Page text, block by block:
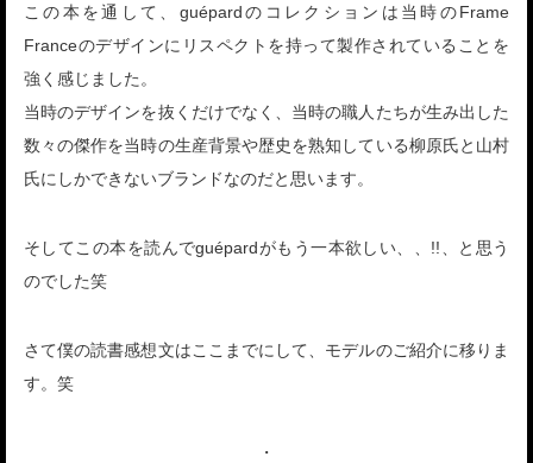
この本を通して、guépardのコレクションは当時のFrame
Franceのデザインにリスペクトを持って製作されていることを
強く感じました。
当時のデザインを抜くだけでなく、当時の職人たちが生み出した
数々の傑作を当時の生産背景や歴史を熟知している柳原氏と山村
氏にしかできないブランドなのだと思います。
そしてこの本を読んでguépardがもう一本欲しい、、!!、と思う
のでした笑
さて僕の読書感想文はここまでにして、モデルのご紹介に移りま
す。笑
・